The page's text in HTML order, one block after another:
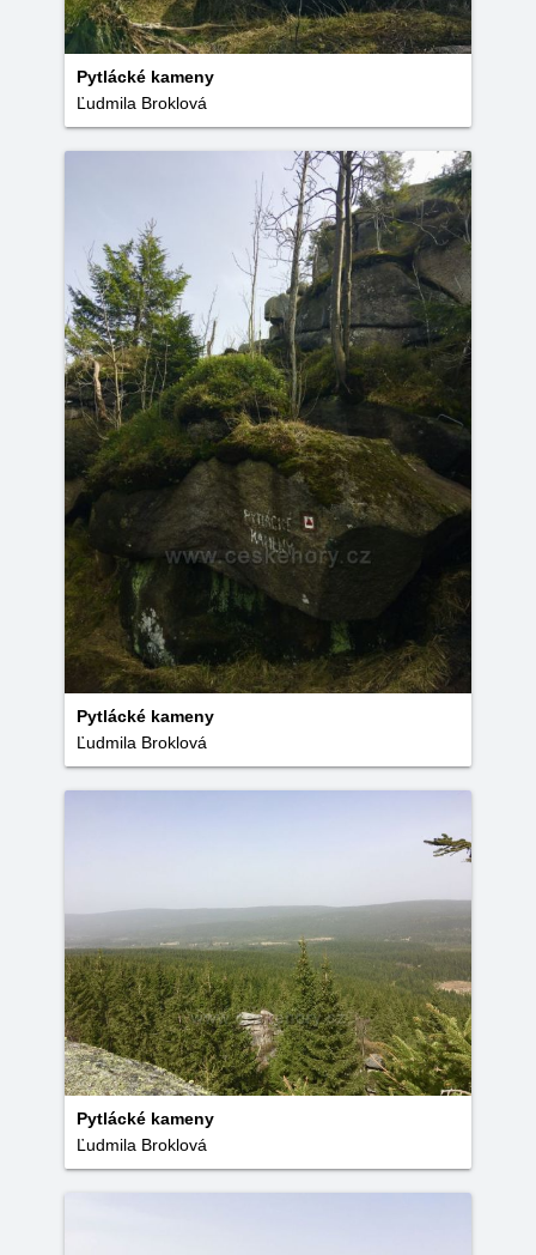
Pytlácké kameny
Ľudmila Broklová
Pytlácké kameny
Ľudmila Broklová
Pytlácké kameny
Ľudmila Broklová